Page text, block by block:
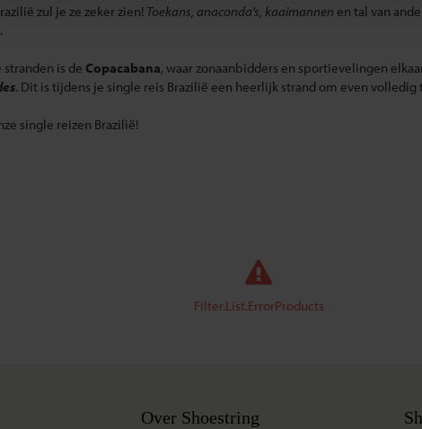
zul je ze zeker zien! Toekans, anaconda's, kaaimannen en tal van
stranden is de Copacabana, waar zonaanbidders en sportievelingen
. Dit is tijdens je single reis Brazilië een heerlijk strand om even volledig
single reizen Brazilië!
Filter.List.ErrorProducts
Over Shoestring